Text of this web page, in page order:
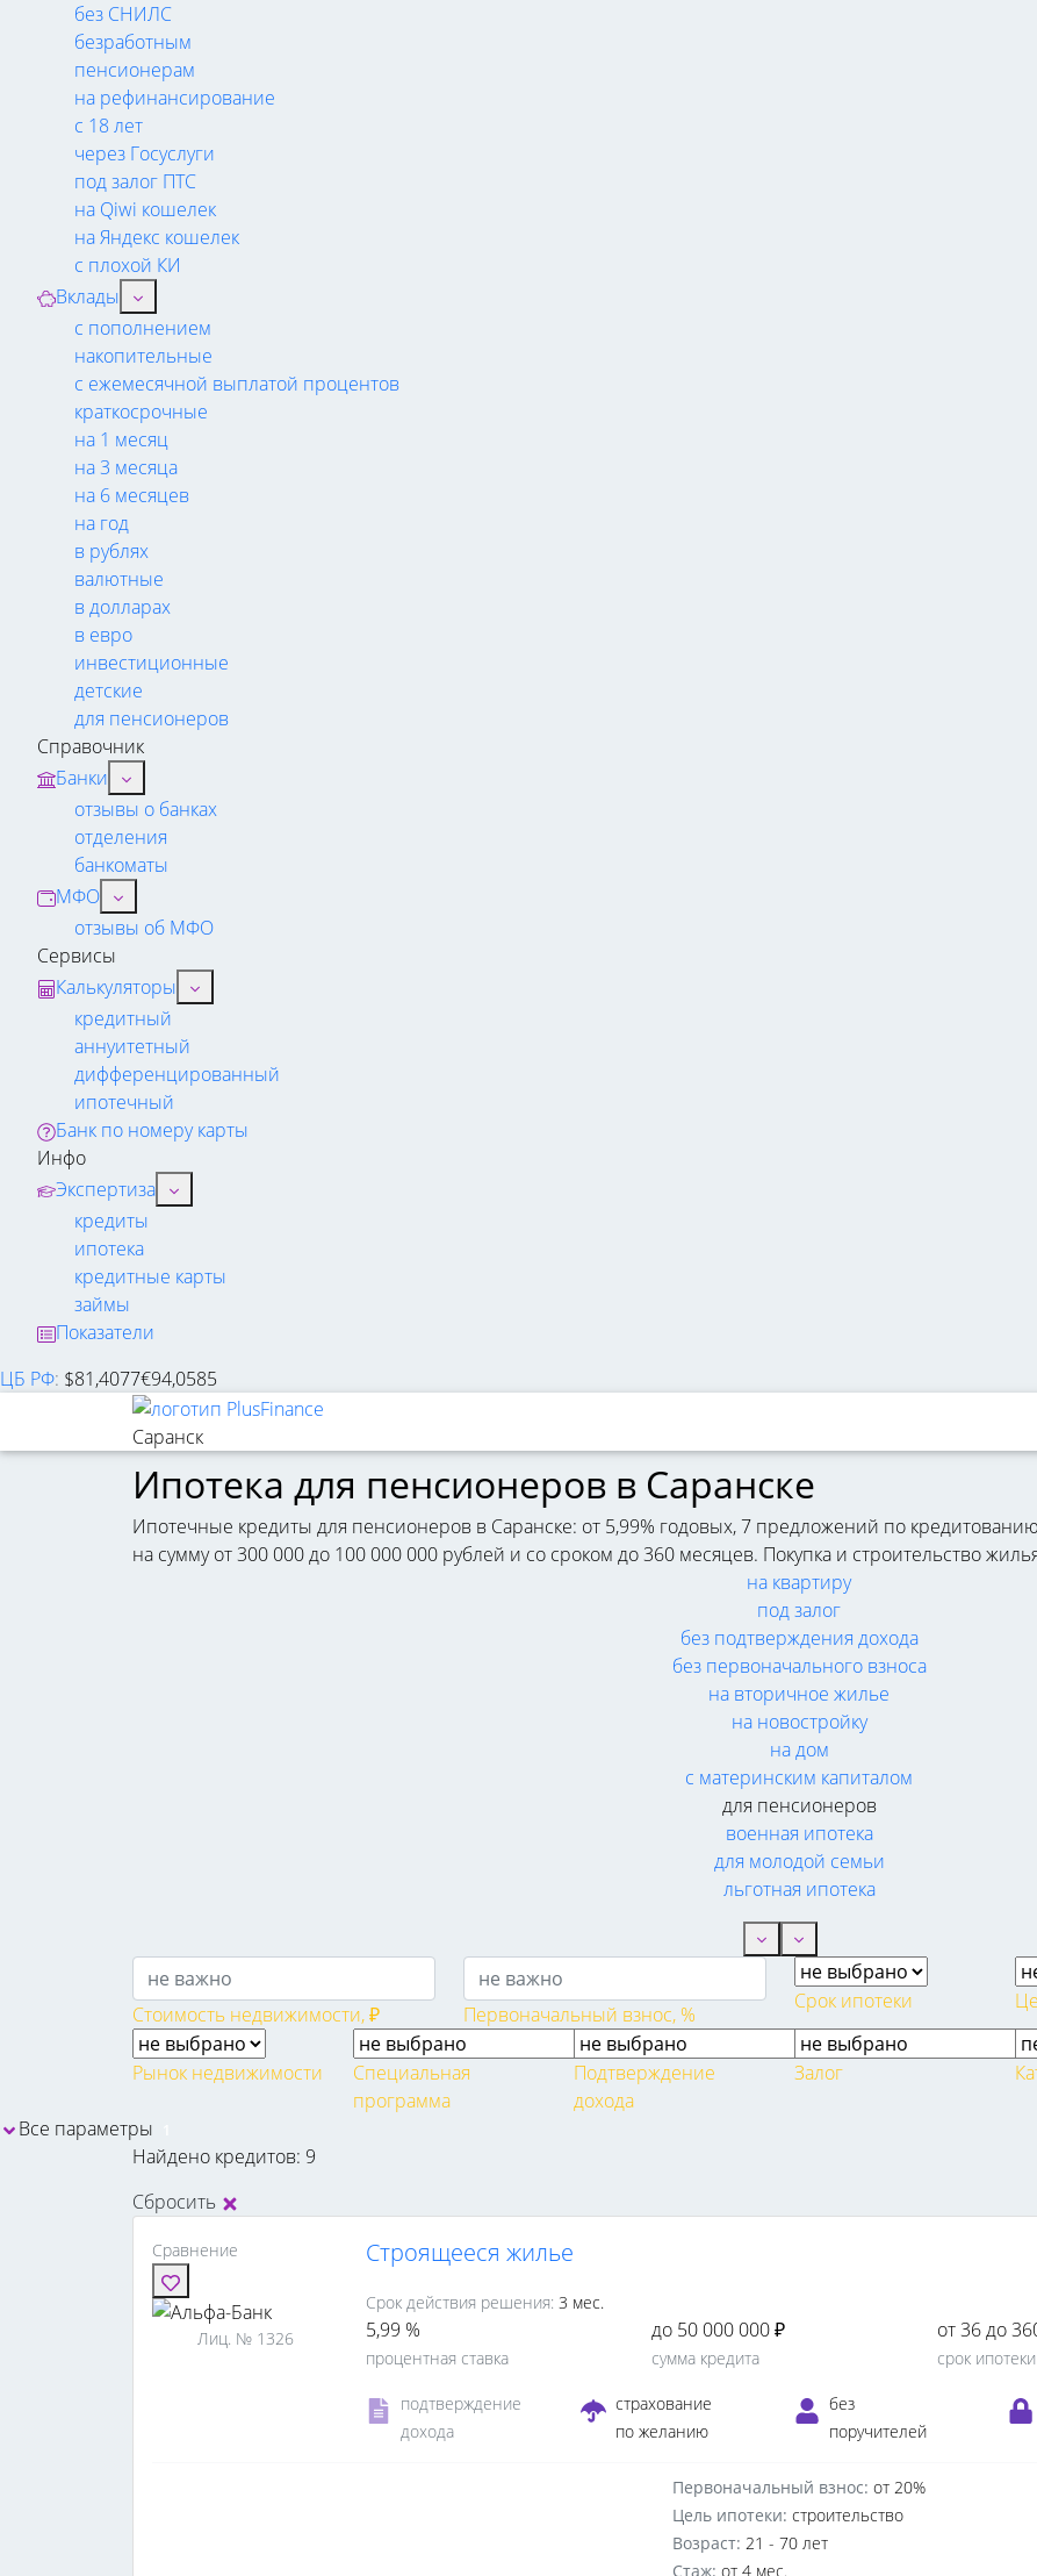
без СНИЛС
безработным
пенсионерам
на рефинансирование
с 18 лет
через Госуслуги
под залог ПТС
на Qiwi кошелек
на Яндекс кошелек
с плохой КИ
Вклады
с пополнением
накопительные
с ежемесячной выплатой процентов
краткосрочные
на 1 месяц
на 3 месяца
на 6 месяцев
на год
в рублях
валютные
в долларах
в евро
инвестиционные
детские
для пенсионеров
Справочник
Банки
отзывы о банках
отделения
банкоматы
МФО
отзывы об МФО
Сервисы
Калькуляторы
кредитный
аннуитетный
дифференцированный
ипотечный
Банк по номеру карты
Инфо
Экспертиза
кредиты
ипотека
кредитные карты
займы
Показатели
ЦБ РФ: $81,4077€94,0585
Саранск
Ипотека для пенсионеров в Саранске
Ипотечные кредиты для пенсионеров в Саранске: от 5,99% годовых, 7 предложений по
на сумму от 300 000 до 100 000 000 рублей и со сроком до 360 месяцев. Покупка и строительство
на квартиру
под залог
без подтверждения дохода
без первоначального взноса
на вторичное жилье
на новостройку
на дом
с материнским капиталом
для пенсионеров
военная ипотека
для молодой семьи
льготная ипотека
Стоимость недвижимости, ₽ Первоначальный взнос, %
Срок ипотеки
Рынок недвижимости
Специальная
программа
Подтверждение
дохода
Залог
Все параметры
Найдено кредитов: 9
Сбросить
Сравнение
Лиц. № 1326
Cтроящееся жилье
Срок действия решения: 3 мес.
5,99 %
процентная ставка
до 50 000 000 ₽
сумма кредита
от 36 до
срок ипотеки
подтверждение
дохода
страхование
по желанию
без
поручителей
Первоначальный взнос: от 20%
Цель ипотеки: строительство
Возраст: 21 - 70 лет
Стаж: от 4 мес.